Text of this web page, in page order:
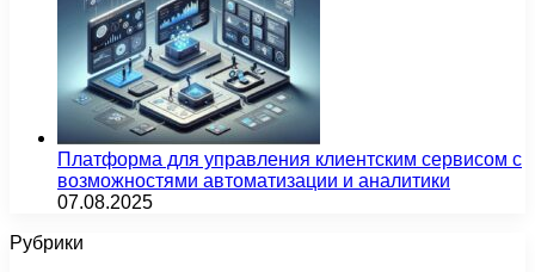
Платформа для управления клиентским сервисом с
возможностями автоматизации и аналитики
07.08.2025
Рубрики